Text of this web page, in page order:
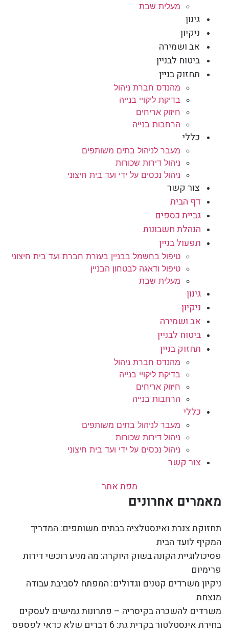
מעלית שבת
גינון
ניקיון
אב ושמירה
ביטוח לבניין
תחזוק בניין
מהנדס חברת ניהול
בדיקת ליקויי בנייה
חיזוק אריחים
הרחבות בנייה
כללי
מעבר לניהול בתים משותפים
ניהול דירות שכורות
ניהול נכסים על ידי ועד בית חיצוני
צור קשר
דף הבית
גביית כספים
הנהלת חשבונות
תפעול בניין
טיפול בחשמל בבניין בעזרת חברת ועד בית חיצוני
טיפול ודאגה לבטחון הבניין
מעלית שבת
גינון
ניקיון
אב ושמירה
ביטוח לבניין
תחזוק בניין
מהנדס חברת ניהול
בדיקת ליקויי בנייה
חיזוק אריחים
הרחבות בנייה
כללי
מעבר לניהול בתים משותפים
ניהול דירות שכורות
ניהול נכסים על ידי ועד בית חיצוני
צור קשר
מפת אתר
מאמרים אחרונים
תחזוקת צנרת ואינסטלציה בבתים משותפים: המדריך
המקיף לועד הבית
פסיכולוגיית הקונה בשוק היוקרה: מה מניע רוכשי דירות
פרימיום
ניקיון משרדים קטנים וגדולים: המפתח לסביבת עבודה
מנצחת
משרדים להשכרה בקיסריה – פתרונות גמישים לעסקים
בחירת אינסטלטור בקרית גת: 6 דברים שלא כדאי לפספס